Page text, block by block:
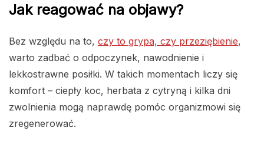
Jak reagować na objawy?
Bez względu na to, czy to grypa, czy przeziębienie,
warto zadbać o odpoczynek, nawodnienie i
lekkostrawne posiłki. W takich momentach liczy się
komfort – ciepły koc, herbata z cytryną i kilka dni
zwolnienia mogą naprawdę pomóc organizmowi się
zregenerować.